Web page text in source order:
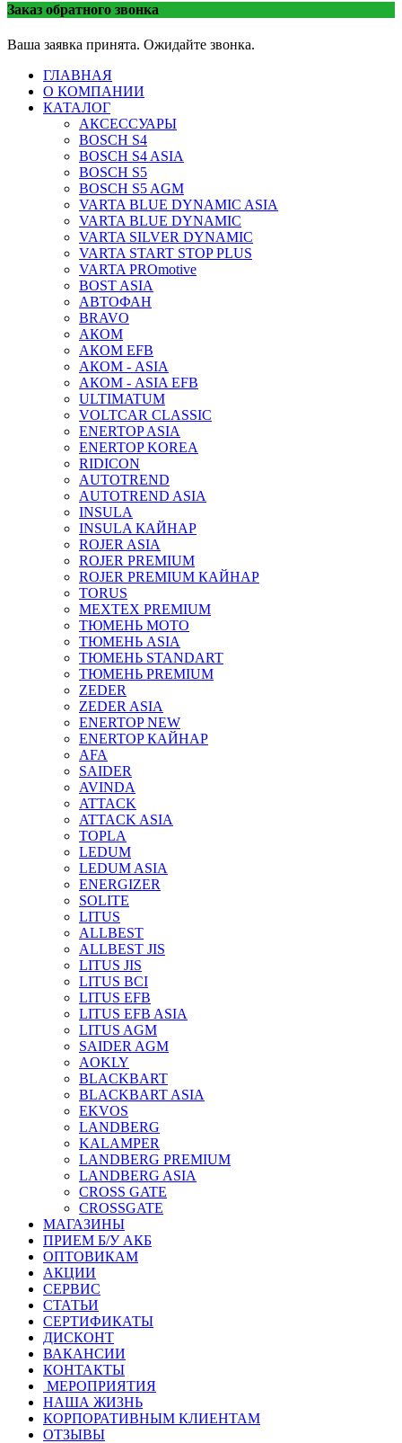
Заказ обратного звонка
Ваша заявка принята. Ожидайте звонка.
ГЛАВНАЯ
О КОМПАНИИ
КАТАЛОГ
АКСЕССУАРЫ
BOSCH S4
BOSCH S4 ASIA
BOSCH S5
BOSCH S5 AGM
VARTA BLUE DYNAMIC ASIA
VARTA BLUE DYNAMIC
VARTA SILVER DYNAMIC
VARTA START STOP PLUS
VARTA PROmotive
BOST ASIA
АВТОФАН
BRAVO
АКОМ
АКОМ EFB
АКОМ - ASIA
АКОМ - ASIA EFB
ULTIMATUM
VOLTCAR CLASSIC
ENERTOP ASIA
ENERTOP KOREA
RIDICON
AUTOTREND
AUTOTREND ASIA
INSULA
INSULA КАЙНАР
ROJER ASIA
ROJER PREMIUM
ROJER PREMIUM КАЙНАР
TORUS
MEXTEX PREMIUM
ТЮМЕНЬ МОТО
ТЮМЕНЬ ASIA
ТЮМЕНЬ STANDART
ТЮМЕНЬ PREMIUM
ZEDER
ZEDER ASIA
ENERTOP NEW
ENERTOP КАЙНАР
AFA
SAIDER
AVINDA
ATTACK
ATTACK ASIA
TOPLA
LEDUM
LEDUM ASIA
ENERGIZER
SOLITE
LITUS
ALLBEST
ALLBEST JIS
LITUS JIS
LITUS BCI
LITUS EFB
LITUS EFB ASIA
LITUS AGM
SAIDER AGM
AOKLY
BLACKBART
BLACKBART ASIA
EKVOS
LANDBERG
KALAMPER
LANDBERG PREMIUM
LANDBERG ASIA
CROSS GATE
CROSSGATE
МАГАЗИНЫ
ПРИЕМ Б/У АКБ
ОПТОВИКАМ
АКЦИИ
СЕРВИС
СТАТЬИ
СЕРТИФИКАТЫ
ДИСКОНТ
ВАКАНСИИ
КОНТАКТЫ
МЕРОПРИЯТИЯ
НАША ЖИЗНЬ
КОРПОРАТИВНЫМ КЛИЕНТАМ
ОТЗЫВЫ